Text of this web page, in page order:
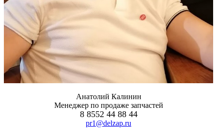
Анатолий Калинин
Менеджер по продаже запчастей
8 8552 44 88 44
pr1@delzap.ru